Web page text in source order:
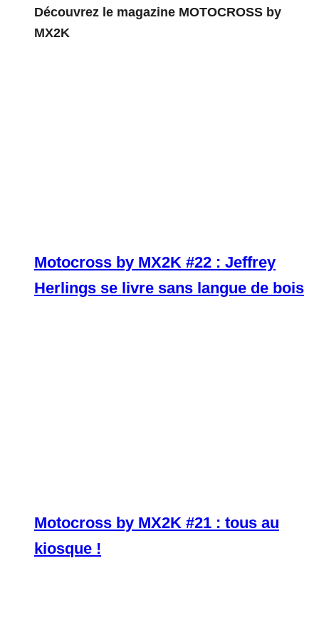
Découvrez le magazine MOTOCROSS by
MX2K
Motocross by MX2K #22 : Jeffrey
Herlings se livre sans langue de bois
Motocross by MX2K #21 : tous au
kiosque !